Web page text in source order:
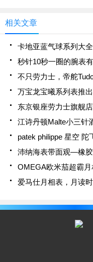
相关文章
卡地亚蓝气球系列大
不只劳力士，帝舵
东京银座劳力士旗舰
江诗丹顿Malte小三针
patek philippe 星空
沛纳海表带面观—橡胶
OMEGA欧米茄超霸月
爱马仕月相表，月读